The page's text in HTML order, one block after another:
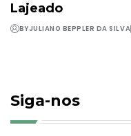
Lajeado
BYJULIANO BEPPLER DA SILVA
Siga-nos